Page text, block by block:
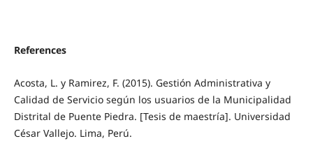
References
Acosta, L. y Ramirez, F. (2015). Gestión Administrativa y
Calidad de Servicio según los usuarios de la Municipalidad
Distrital de Puente Piedra. [Tesis de maestría]. Universidad
César Vallejo. Lima, Perú.